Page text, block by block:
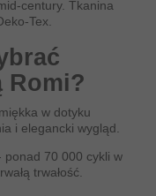
century. Tkanina
Tex.
Romi?
w dotyku
i elegancki wygląd.
ponad 70 000 cykli w
trwałość.